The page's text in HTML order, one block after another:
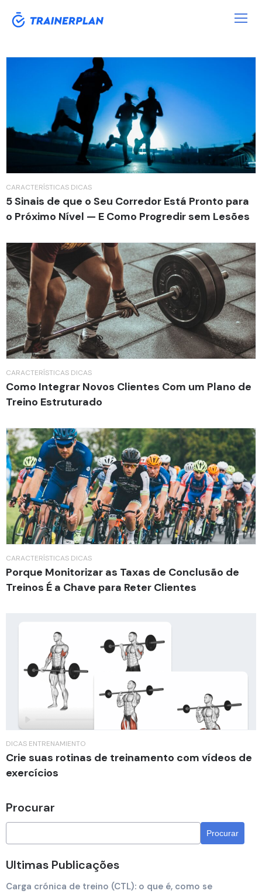
Dicas
CARACTERÍSTICAS DICAS
5 Sinais de que o Seu Corredor Está Pronto para
o Próximo Nível — E Como Progredir sem Lesões
CARACTERÍSTICAS DICAS
Como Integrar Novos Clientes Com um Plano de
Treino Estruturado
CARACTERÍSTICAS DICAS
Porque Monitorizar as Taxas de Conclusão de
Treinos É a Chave para Reter Clientes
DICAS ENTRENAMIENTO
Crie suas rotinas de treinamento com vídeos de
exercícios
Procurar
Ultimas Publicações
Carga crónica de treino (CTL): o que é, como se